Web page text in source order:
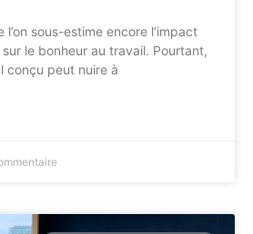
sous-estime encore l’impact
le bonheur au travail. Pourtant,
conçu peut nuire à